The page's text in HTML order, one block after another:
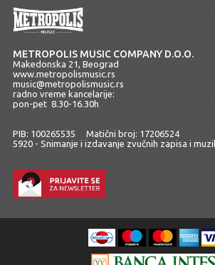
METROPOLIS MUSIC COMPANY D.O.O.
Makedonska 21, Beograd
www.metropolismusic.rs
music@metropolismusic.rs
radno vreme kancelarije:
pon-pet 8.30-16.30h
PIB: 100265535 Matični broj: 17206524
5920 - Snimanje i izdavanje zvučnih zapisa i